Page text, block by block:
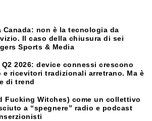
Canada: non è la tecnologia da
Il caso della chiusura di sei
Sports & Media
2026: device connessi crescono
e ricevitori tradizionali arretrano. Ma è
di trend
Fucking Witches) come un collettivo
a “spegnere” radio e podcast